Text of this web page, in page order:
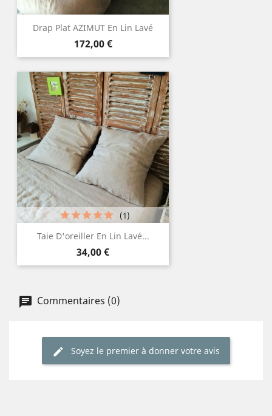
Drap Plat AZIMUT En Lin Lavé
Prix
172,00 €
Taie D'oreiller En Lin Lavé...
Prix
34,00 €
(1)
Commentaires (0)
Soyez le premier à donner votre avis